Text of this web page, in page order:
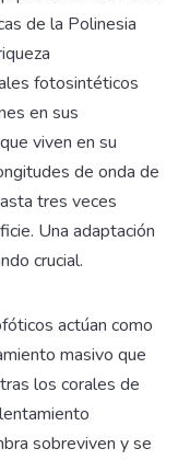
de la Polinesia
fotosintéticos
en sus
viven en su
de onda de
tres veces
Una adaptación
crucial.
actúan como
masivo que
los corales de
sobreviven y se